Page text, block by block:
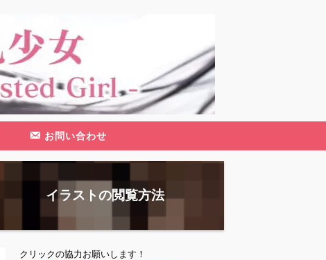
お問い合わせ
イラストの閲覧方法
クリックの協力お願いします！